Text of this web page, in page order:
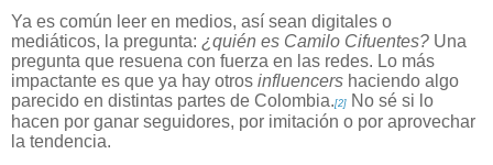
Ya es común leer en medios, así sean digitales o
mediáticos, la pregunta: ¿quién es Camilo Cifuentes? Una
pregunta que resuena con fuerza en las redes. Lo más
impactante es que ya hay otros influencers haciendo algo
parecido en distintas partes de Colombia.[2] No sé si lo
hacen por ganar seguidores, por imitación o por aprovechar
la tendencia.